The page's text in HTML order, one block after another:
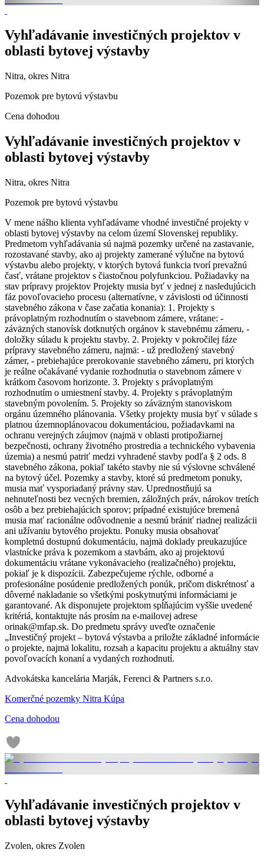
Vyhľadávanie investičných projektov v
oblasti bytovej výstavby
Nitra, okres Nitra
Pozemok pre bytovú výstavbu
Cena dohodou
Vyhľadávanie investičných projektov v
oblasti bytovej výstavby
Nitra, okres Nitra
Pozemok pre bytovú výstavbu
V mene nášho klienta vyhľadávame vhodné investičné projekty v
oblasti bytovej výstavby na celom území Slovenskej republiky.
Predmetom vyhľadávania sú najmä pozemky určené na zastavanie,
rozostavané stavby, ako aj projekty zamerané výlučne na bytovú
výstavbu alebo projekty, v ktorých bytová funkcia tvorí prevažnú
časť, vrátane projektov s čiastočnou polyfunkciou. Požiadavky na
stav prípravy projektov Projekty musia byť v jednej z nasledujúcich
fáz povoľovacieho procesu (alternatívne, v závislosti od účinnosti
stavebného zákona v čase začatia konania): 1. Projekty s
právoplatným rozhodnutím o stavebnom zámere, vrátane: -
záväzných stanovísk dotknutých orgánov k stavebnému zámeru, -
doložky súladu k projektu stavby. 2. Projekty v pokročilej fáze
prípravy stavebného zámeru, najmä: - už predložený stavebný
zámer, - prebiehajúce prerokovanie stavebného zámeru, pri ktorých
je reálne očakávané vydanie rozhodnutia o stavebnom zámere v
krátkom časovom horizonte. 3. Projekty s právoplatným
rozhodnutím o umiestnení stavby. 4. Projekty s právoplatným
stavebným povolením. 5. Projekty so záväzným stanoviskom
orgánu územného plánovania. Všetky projekty musia byť v súlade s
platnou územnoplánovacou dokumentáciou, požiadavkami na
ochranu verejných záujmov (najmä v oblasti protipožiarnej
bezpečnosti, ochrany životného prostredia a technického vybavenia
územia) a nesmú patriť medzi vyhradené stavby podľa § 2 ods. 8
stavebného zákona, pokiaľ takéto stavby nie sú výslovne schválené
na bytový účel. Pozemky a stavby, ktoré sú predmetom ponuky,
musia mať vysporiadaný právny stav. Uprednostňujú sa
nehnuteľnosti bez vecných bremien, záložných práv, nárokov tretích
osôb a bez prebiehajúcich sporov; prípadné existujúce bremená
musia mať racionálne odôvodnenie a nesmú brániť riadnej realizácii
ani užívaniu bytového projektu. Ponuky musia obsahovať
kompletnú dostupnú dokumentáciu, najmä doklady preukazujúce
vlastnícke práva k pozemkom a stavbám, ako aj projektovú
dokumentáciu vrátane vykonávacieho (realizačného) projektu,
pokiaľ je k dispozícii. Zabezpečujeme rýchle, odborné a
profesionálne posúdenie predložených ponúk, pričom diskrétnosť a
dôverné nakladanie so všetkými poskytnutými informáciami je
garantované. Ak disponujete projektom spĺňajúcim vyššie uvedené
kritériá, kontaktujte nás prosím na e-mailovej adrese
orinak@mfap.sk. Do predmetu správy uveďte označenie
„Investičný projekt – bytová výstavba a priložte základné informácie
o projekte, najmä lokalitu, rozsah a kapacitu projektu a aktuálny stav
povoľovacích konaní a vydaných rozhodnutí.
Advokátska kancelária Marják, Ferenci & Partners s.r.o.
Komerčné pozemky Nitra Kúpa
Cena dohodou
Vyhľadávanie investičných projektov v
oblasti bytovej výstavby
Zvolen, okres Zvolen